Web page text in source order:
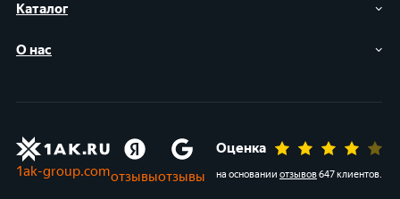
Каталог
О нас
1ak-group.comотзывыотзывы
Оценка
на основании отзывов647 клиентов.